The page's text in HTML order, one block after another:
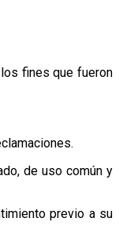
fines que fueron
de uso común y
previo a su